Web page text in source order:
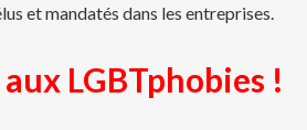
et mandatés dans les entreprises.
LGBTphobies !